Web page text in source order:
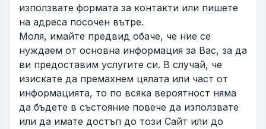
използвате формата за контакти или пишете
на адреса посочен вътре.
Моля, имайте предвид обаче, че ние се
нуждаем от основна информация за Вас, за да
ви предоставим услугите си. В случай, че
изискате да премахнем цялата или част от
информацията, то по всяка вероятност няма
да бъдете в състояние повече да използвате
или да имате достъп до този Сайт или до